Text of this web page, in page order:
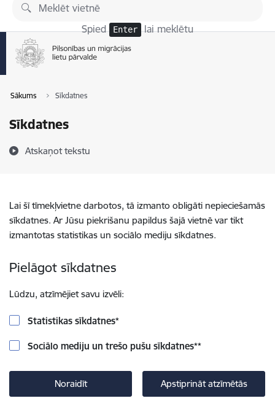
Pāriet uz lapas saturu
Spied Enter lai meklētu
Sākums Sīkdatnes
Sīkdatnes
Atskaņot tekstu
Lai šī tīmekļvietne darbotos, tā izmanto obligāti nepieciešamās
sīkdatnes. Ar Jūsu piekrišanu papildus šajā vietnē var tikt
izmantotas statistikas un sociālo mediju sīkdatnes.
Pielāgot sīkdatnes
Lūdzu, atzīmējiet savu izvēli:
Statistikas sīkdatnes*
Sociālo mediju un trešo pušu sīkdatnes**
Noraidīt Apstiprināt atzīmētās